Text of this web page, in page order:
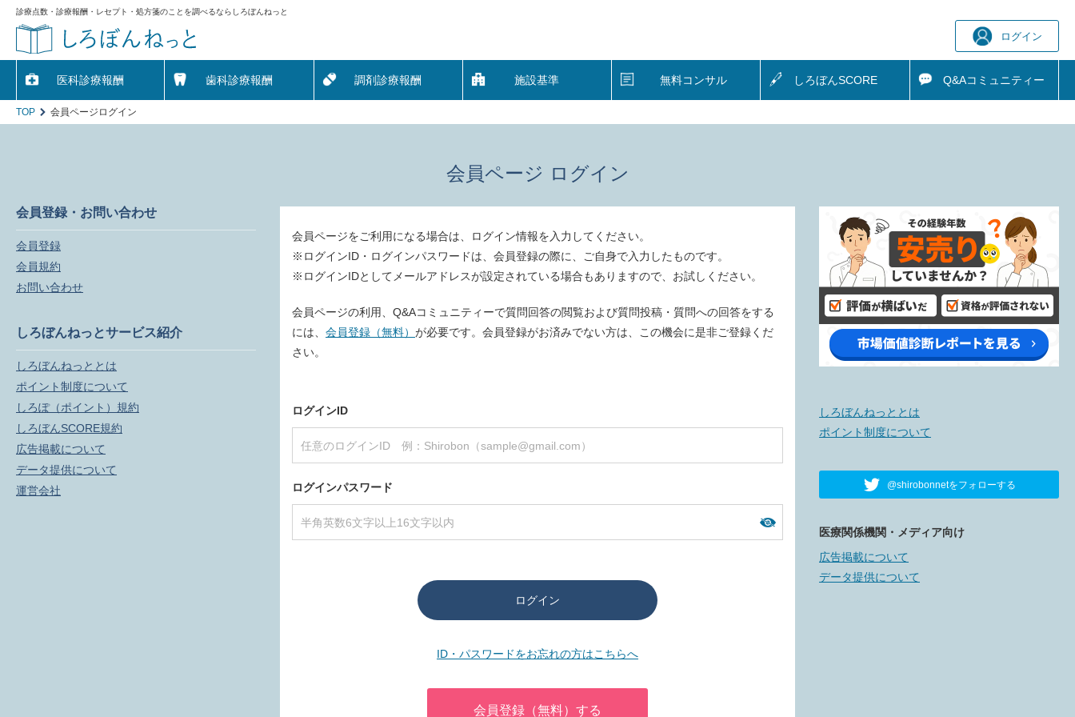
診療点数・診療報酬・レセプト・処方箋のことを調べるならしろぼんねっと
ログイン
医科診療報酬 歯科診療報酬 調剤診療報酬 施設基準 無料コンサル しろぼんSCORE Q&Aコミュニティー
TOP 会員ページログイン
会員ページ ログイン
会員登録・お問い合わせ
会員登録
会員規約
お問い合わせ
しろぼんねっとサービス紹介
しろぼんねっととは
ポイント制度について
しろぽ（ポイント）規約
しろぼんSCORE規約
広告掲載について
データ提供について
運営会社
会員ページをご利用になる場合は、ログイン情報を入力してください。
※ログインID・ログインパスワードは、会員登録の際に、ご自身で入力したものです。
※ログインIDとしてメールアドレスが設定されている場合もありますので、お試しください。
会員ページの利用、Q&Aコミュニティーで質問回答の閲覧および質問投稿・質問への回答をする
には、 会員登録（無料） が必要です。会員登録がお済みでない方は、この機会に是非ご登録くだ
さい。
ログインID
ログインパスワード
ログイン
ID・パスワードをお忘れの方はこちらへ
会員登録（無料）する
しろぼんねっととは
ポイント制度について
@shirobonnetをフォローする
医療関係機関・メディア向け
広告掲載について
データ提供について